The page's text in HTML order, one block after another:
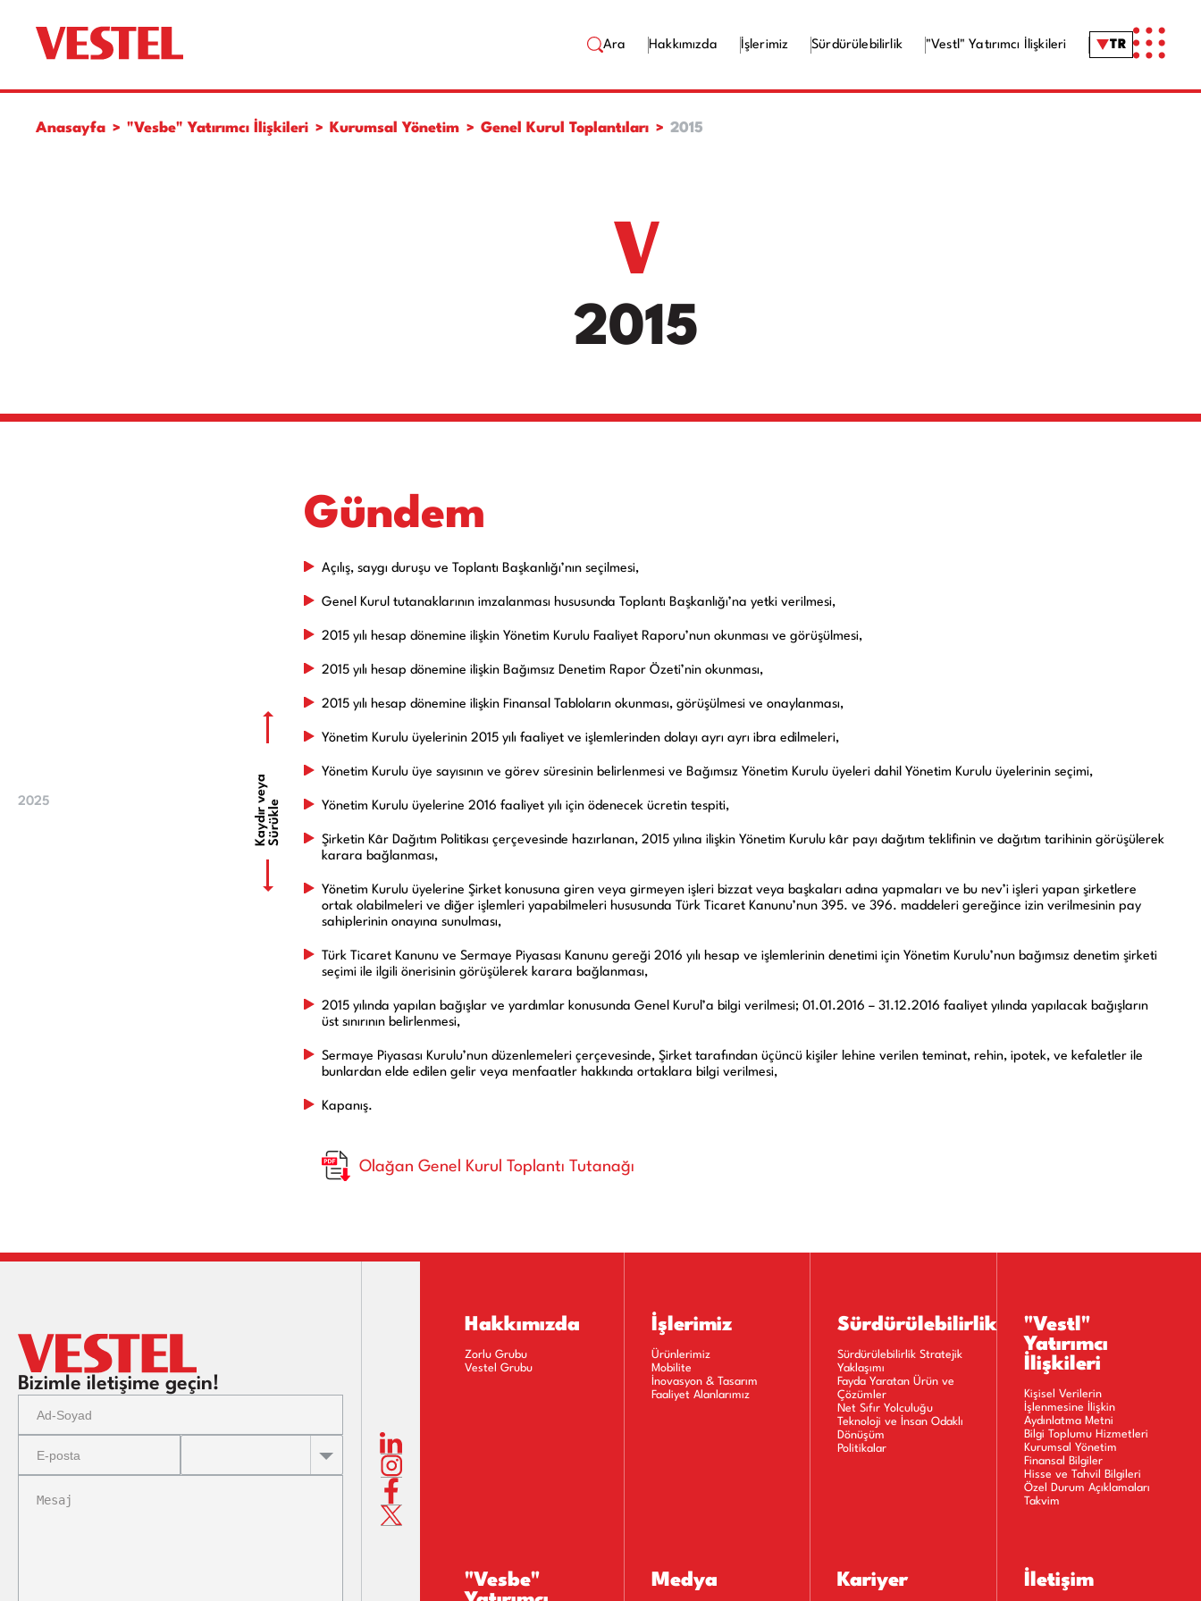
Ara Hakkımızda İşlerimiz Sürdürülebilirlik "Vestl" Yatırımcı İlişkileri TR
Anasayfa "Vesbe" Yatırımcı İlişkileri Kurumsal Yönetim Genel Kurul Toplantıları 2015
2015
2025 2024 2023
K
a
y
d
ı
r
v
e
y
a
S
ü
r
ü
k
le
Gündem
Açılış, saygı duruşu ve Toplantı Başkanlığı’nın seçilmesi,
Genel Kurul tutanaklarının imzalanması hususunda Toplantı Başkanlığı’na yetki verilmesi,
2015 yılı hesap dönemine ilişkin Yönetim Kurulu Faaliyet Raporu’nun okunması ve görüşülmesi,
2015 yılı hesap dönemine ilişkin Bağımsız Denetim Rapor Özeti’nin okunması,
2015 yılı hesap dönemine ilişkin Finansal Tabloların okunması, görüşülmesi ve onaylanması,
Yönetim Kurulu üyelerinin 2015 yılı faaliyet ve işlemlerinden dolayı ayrı ayrı ibra edilmeleri,
Yönetim Kurulu üye sayısının ve görev süresinin belirlenmesi ve Bağımsız Yönetim Kurulu üyeleri dahil Yönetim Kurulu üyelerinin seçimi,
Yönetim Kurulu üyelerine 2016 faaliyet yılı için ödenecek ücretin tespiti,
Şirketin Kâr Dağıtım Politikası çerçevesinde hazırlanan, 2015 yılına ilişkin Yönetim Kurulu kâr payı dağıtım teklifinin ve dağıtım tarihinin görüşülerek
karara bağlanması,
Yönetim Kurulu üyelerine Şirket konusuna giren veya girmeyen işleri bizzat veya başkaları adına yapmaları ve bu nev’i işleri yapan şirketlere
ortak olabilmeleri ve diğer işlemleri yapabilmeleri hususunda Türk Ticaret Kanunu’nun 395. ve 396. maddeleri gereğince izin verilmesinin pay
sahiplerinin onayına sunulması,
Türk Ticaret Kanunu ve Sermaye Piyasası Kanunu gereği 2016 yılı hesap ve işlemlerinin denetimi için Yönetim Kurulu’nun bağımsız denetim şirketi
seçimi ile ilgili önerisinin görüşülerek karara bağlanması,
2015 yılında yapılan bağışlar ve yardımlar konusunda Genel Kurul’a bilgi verilmesi; 01.01.2016 – 31.12.2016 faaliyet yılında yapılacak bağışların
üst sınırının belirlenmesi,
Sermaye Piyasası Kurulu’nun düzenlemeleri çerçevesinde, Şirket tarafından üçüncü kişiler lehine verilen teminat, rehin, ipotek, ve kefaletler ile
bunlardan elde edilen gelir veya menfaatler hakkında ortaklara bilgi verilmesi,
Kapanış.
Olağan Genel Kurul Toplantı Tutanağı
Bizimle iletişime geçin!
Hakkımızda
Zorlu Grubu
Vestel Grubu
İşlerimiz
Ürünlerimiz
Mobilite
İnovasyon & Tasarım
Faaliyet Alanlarımız
Sürdürülebilirlik
Sürdürülebilirlik Stratejik
Yaklaşımı
Fayda Yaratan Ürün ve
Çözümler
Net Sıfır Yolculuğu
Teknoloji ve İnsan Odaklı
Dönüşüm
Politikalar
"Vestl"
Yatırımcı
İlişkileri
Kişisel Verilerin
İşlenmesine İlişkin
Aydınlatma Metni
Bilgi Toplumu Hizmetleri
Kurumsal Yönetim
Finansal Bilgiler
Hisse ve Tahvil Bilgileri
Özel Durum Açıklamaları
Takvim
"Vesbe"
Medya Kariyer İletişim